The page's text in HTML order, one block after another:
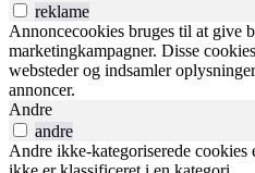
reklame
Annoncecookies bruges til at give
marketingkampagner. Disse
websteder og indsamler
annoncer.
Andre
andre
Andre ikke-kategoriserede cookies